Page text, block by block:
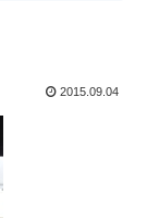
2015.09.04